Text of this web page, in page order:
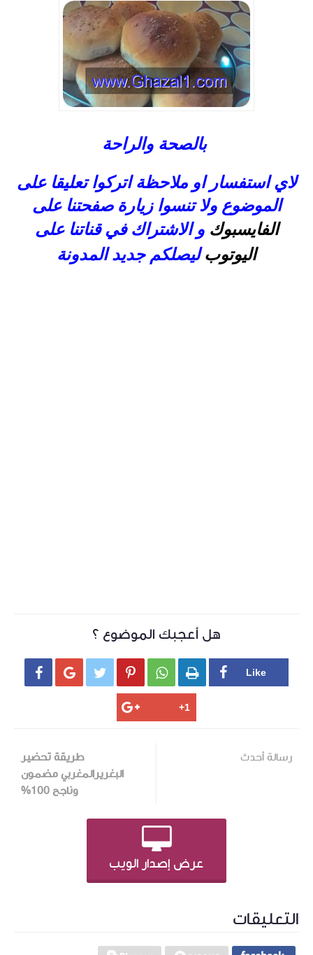
بالصحة والراحة
لاي استفسار او ملاحظة اتركوا تعليقا على
الموضوع ولا تنسوا زيارة صفحتنا على
الفايسبوك و الاشتراك في قناتنا على
اليوتوبليصلكم جديد المدونة
هل أعجبك الموضوع ؟
     
رسالة أحدث
طريقة تحضير
البغريرالمغربي مضمون
وناجح 100%
عرض إصدار الويب
التعليقات